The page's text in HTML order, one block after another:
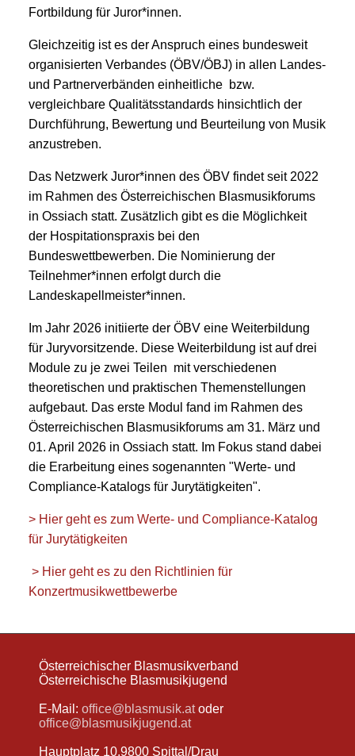
Fortbildung für Juror*innen.
Gleichzeitig ist es der Anspruch eines bundesweit
organisierten Verbandes (ÖBV/ÖBJ) in allen Landes-
und Partnerverbänden einheitliche bzw.
vergleichbare Qualitätsstandards hinsichtlich der
Durchführung, Bewertung und Beurteilung von Musik
anzustreben.
Das Netzwerk Juror*innen des ÖBV findet seit 2022
im Rahmen des Österreichischen Blasmusikforums
in Ossiach statt. Zusätzlich gibt es die Möglichkeit
der Hospitationspraxis bei den
Bundeswettbewerben. Die Nominierung der
Teilnehmer*innen erfolgt durch die
Landeskapellmeister*innen.
Im Jahr 2026 initiierte der ÖBV eine Weiterbildung
für Juryvorsitzende. Diese Weiterbildung ist auf drei
Module zu je zwei Teilen mit verschiedenen
theoretischen und praktischen Themenstellungen
aufgebaut. Das erste Modul fand im Rahmen des
Österreichischen Blasmusikforums am 31. März und
01. April 2026 in Ossiach statt. Im Fokus stand dabei
die Erarbeitung eines sogenannten "Werte- und
Compliance-Katalogs für Jurytätigkeiten".
> Hier geht es zum Werte- und Compliance-Katalog
für Jurytätigkeiten
> Hier geht es zu den Richtlinien für
Konzertmusikwettbewerbe
Österreichischer Blasmusikverband
Österreichische Blasmusikjugend
E-Mail: office@blasmusik.atoder
office@blasmusikjugend.at
Hauptplatz 10,9800 Spittal/Drau